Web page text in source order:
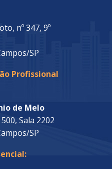
nº 347, 9º
SP
Profissional
de Melo
Sala 2202
SP